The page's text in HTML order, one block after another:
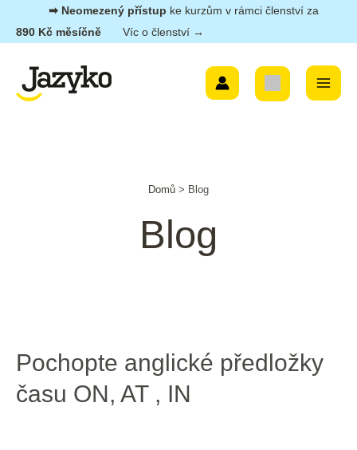
Přeskočit➡︎ Neomezený přístup ke kurzům v rámci členství za
890 Kč měsíčně
Víc o členství →
Menu
Domů Blog
Blog
Pochopte anglické předložky
času ON, AT , IN
Pochopte
předložky